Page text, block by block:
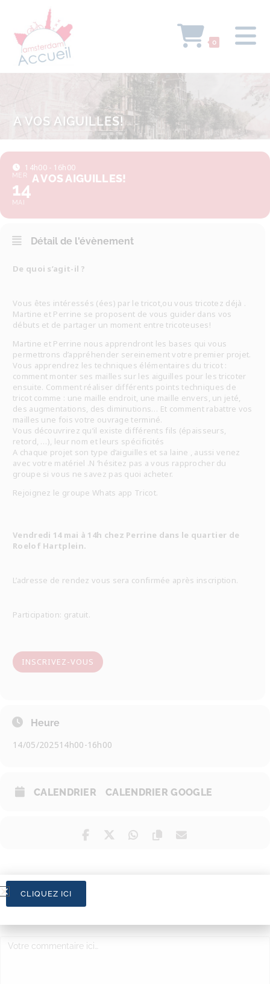
0
A VOS AIGUILLES!
14h00 - 16h00
MER
14
MAI
A VOS AIGUILLES!
Détail de l'évènement
De quoi s’agit-il ?
Vous êtes intéressés (ées) par le tricot,ou vous tricotez déjà .
Martine et Perrine se proposent de vous guider dans vos
débuts et de partager un moment entre tricoteuses!
Martine et Perrine nous apprendront les bases qui vous
permettrons d’appréhender sereinement votre premier projet.
Vous apprendrez les techniques élémentaires du tricot :
comment monter ses mailles sur les aiguilles pour les tricoter
ensuite. Comment réaliser différents points techniques de
tricot comme : une maille endroit, une maille envers, un jeté,
des augmentations, des diminutions… Et comment rabattre vos
mailles une fois votre ouvrage terminé.
Vous découvrirez qu’il existe différents fils (épaisseurs,
retord, …), leur nom et leurs spécificités
A chaque projet son type d’aiguilles et sa laine , aussi venez
avec votre matériel .N ‘hésitez pas a vous rapprocher du
groupe si vous ne savez pas quoi acheter.
Rejoignez le groupe Whats app Tricot.
Vendredi 14 mai à 14h chez Perrine dans le quartier de
Roelof Hartplein.
L’adresse de rendez vous sera confirmée après inscription.
Participation: gratuit.
INSCRIVEZ-VOUS
Heure
14/05/202514h00-16h00
CALENDRIER CALENDRIER GOOGLE
CLIQUEZ ICI